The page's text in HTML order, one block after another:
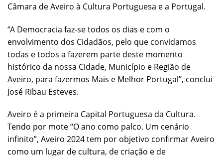
Câmara de Aveiro à Cultura Portuguesa e a Portugal.
“A Democracia faz-se todos os dias e com o
envolvimento dos Cidadãos, pelo que convidamos
todas e todos a fazerem parte deste momento
histórico da nossa Cidade, Município e Região de
Aveiro, para fazermos Mais e Melhor Portugal”, conclui
José Ribau Esteves.
Aveiro é a primeira Capital Portuguesa da Cultura.
Tendo por mote “O ano como palco. Um cenário
infinito”, Aveiro 2024 tem por objetivo confirmar Aveiro
como um lugar de cultura, de criação e de